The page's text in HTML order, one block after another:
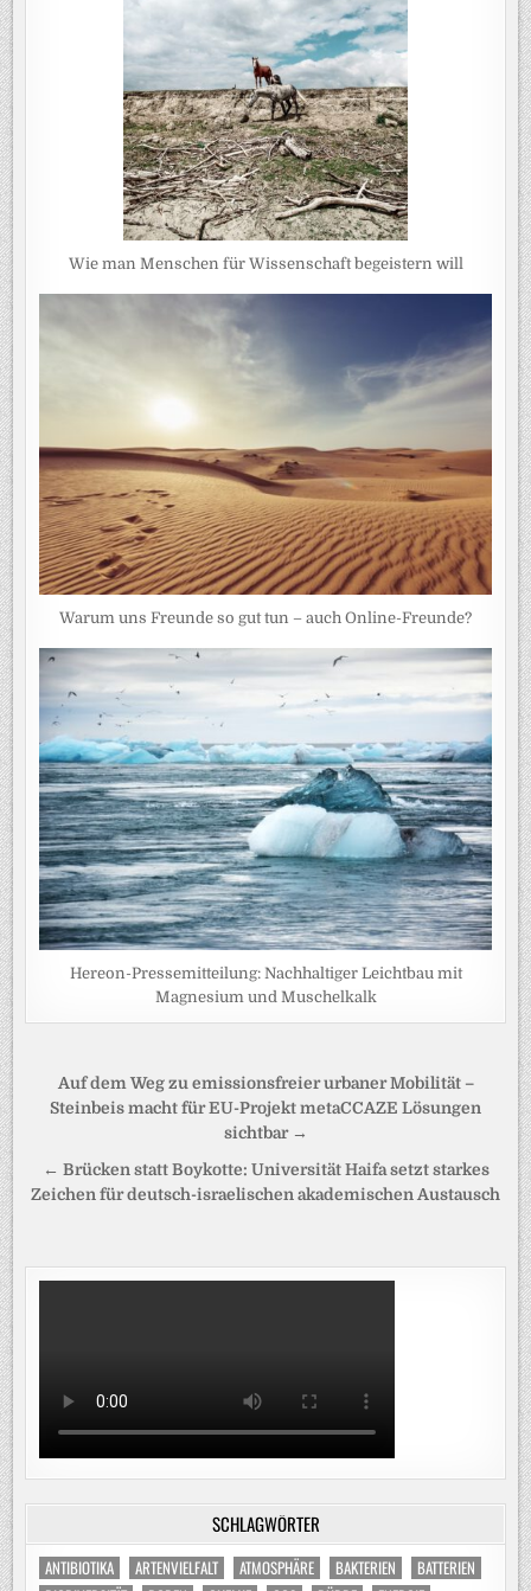
Wie man Menschen für Wissenschaft begeistern will
Warum uns Freunde so gut tun – auch Online-Freunde?
Hereon-Pressemitteilung: Nachhaltiger Leichtbau mit
Magnesium und Muschelkalk
Beitragsnavigation
Auf dem Weg zu emissionsfreier urbaner Mobilität –
Steinbeis macht für EU-Projekt metaCCAZE Lösungen
sichtbar →
← Brücken statt Boykotte: Universität Haifa setzt starkes
Zeichen für deutsch-israelischen akademischen Austausch
SCHLAGWÖRTER
ANTIBIOTIKA ARTENVIELFALT ATMOSPHÄRE BAKTERIEN
BATTERIEN